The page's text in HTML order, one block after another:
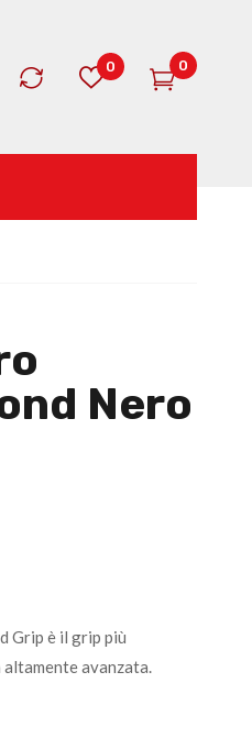
0 0
Nero
Grip è il grip più
avanzata.